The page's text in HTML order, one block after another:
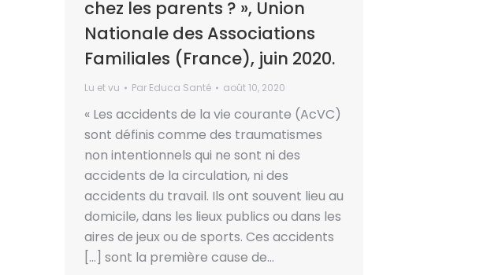
chez les parents ? », Union
Nationale des Associations
Familiales (France), juin 2020.
Lu et vu Par Educa Santé août 10, 2020
« Les accidents de la vie courante (AcVC)
sont définis comme des traumatismes
non intentionnels qui ne sont ni des
accidents de la circulation, ni des
accidents du travail. Ils ont souvent lieu au
domicile, dans les lieux publics ou dans les
aires de jeux ou de sports. Ces accidents
[…] sont la première cause de…